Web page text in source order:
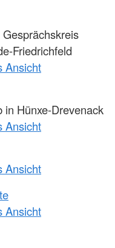
Friedrichfeld
Ansicht
in Hünxe-Drevenack
Ansicht
Ansicht
Ansicht